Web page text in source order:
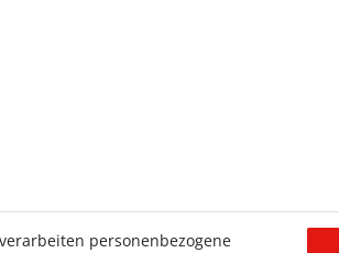
personenbezogene